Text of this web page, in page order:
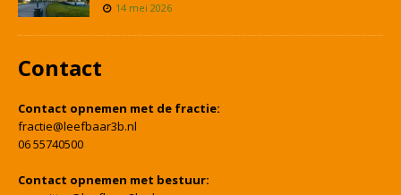
14 mei 2026
Contact
Contact opnemen met de fractie:
fractie@leefbaar3b.nl
06 55740500
Contact opnemen met bestuur: